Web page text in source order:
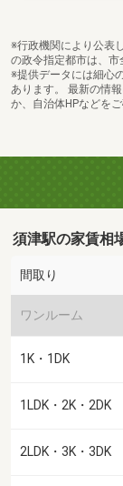
※行政機関により公表
の政令指定都市は、市
※提供データには細心
あります。 最新の情
か、自治体HPなどをご
須津駅の家賃相
間取り
ワンルーム
1K・1DK
1LDK・2K・2DK
2LDK・3K・3DK